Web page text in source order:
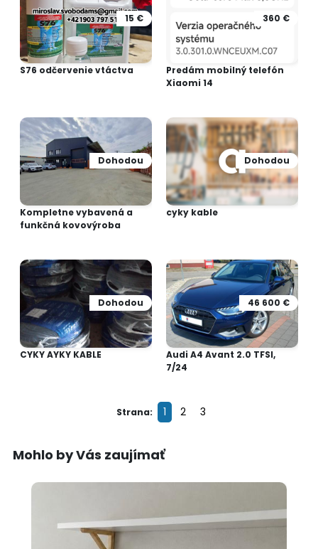
15 €
S76 odčervenie vtáctva
360 €
Predám mobilný telefón
Xiaomi 14
Dohodou
Kompletne vybavená a
funkčná kovovýroba
Dohodou
cyky kable
Dohodou
CYKY AYKY KABLE
46 600 €
Audi A4 Avant 2.0 TFSI,
7/24
Strana: 1 2 3
Mohlo by Vás zaujímať